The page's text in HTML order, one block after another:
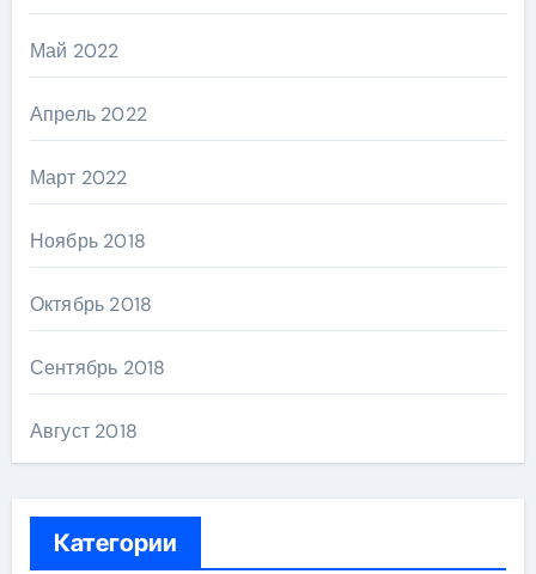
Май 2022
Апрель 2022
Март 2022
Ноябрь 2018
Октябрь 2018
Сентябрь 2018
Август 2018
Категории